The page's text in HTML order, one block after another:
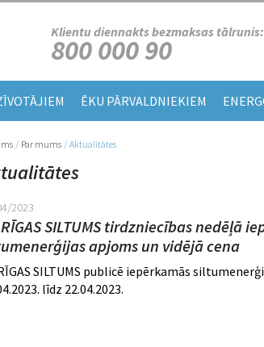
Klientu diennakts bezmaksas tālrunis:
800 000 90
ĒKU PĀRVALDNIEKIEM
atrodaties šeit
/ Par mums / Aktualitātes
2023
RĪGAS SILTUMS tirdzniecības
apjoms un vidējā cena
SILTUMS publicē iepērkamās
līdz 22.04.2023.